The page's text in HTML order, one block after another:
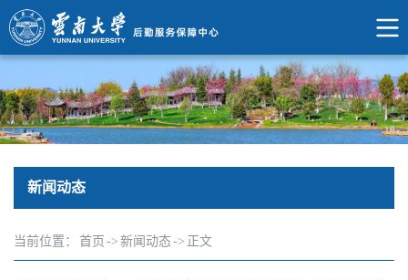
新闻动态
当前位置： 首页 -> 新闻动态-> 正文